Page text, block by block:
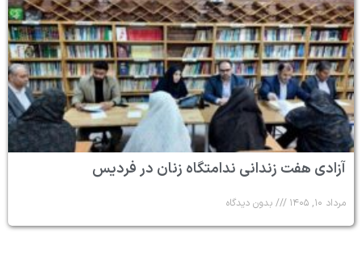
آزادی هفت زندانی ندامتگاه زنان در فردیس
مرداد ۱۰, ۱۴۰۵ بدون دیدگاه